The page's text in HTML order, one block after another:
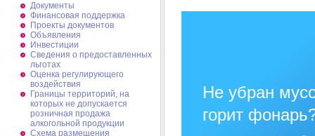
Документы
Финансовая поддержка
Проекты документов
Объявления
Инвестиции
Сведения о предоставленных
льготах
Оценка регулирующего
воздействия
Границы территорий, на
которых не допускается
розничная продажа
алкогольной продукции
Схема размещения
Не убран
горит